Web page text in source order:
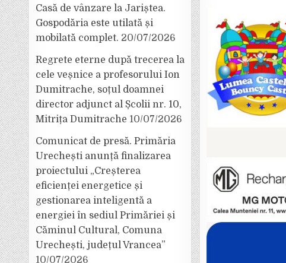
Casă de vânzare la Jariștea.
Gospodăria este utilată și
mobilată complet. 20/07/2026
Regrete eterne după trecerea la
cele veșnice a profesorului Ion
Dumitrache, soțul doamnei
director adjunct al Școlii nr. 10,
Mitrița Dumitrache 10/07/2026
Comunicat de presă. Primăria
Urechești anunță finalizarea
proiectului „Creșterea
eficienței energetice și
gestionarea inteligentă a
energiei în sediul Primăriei și
Căminul Cultural, Comuna
Urechești, județul Vrancea”
10/07/2026